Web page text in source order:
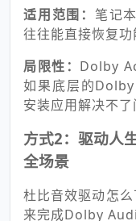
适用范围： 笔记
往往能直接恢复功
局限性： Dolby
如果底层的
安装应用解决不了
方式2：驱动人
全场景
杜比音效驱动怎
来完成Dolby